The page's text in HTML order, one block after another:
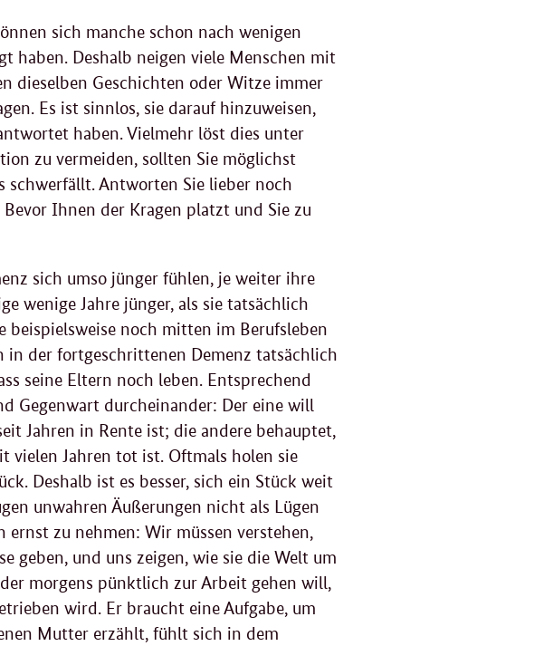
sich manche schon nach wenigen
haben. Deshalb neigen viele Menschen mit
dieselben Geschichten oder Witze immer
Es ist sinnlos, sie darauf hinzuweisen,
haben. Vielmehr löst dies unter
zu vermeiden, sollten Sie möglichst
schwerfällt. Antworten Sie lieber noch
Ihnen der Kragen platzt und Sie zu
sich umso jünger fühlen, je weiter ihre
wenige Jahre jünger, als sie tatsächlich
beispielsweise noch mitten im Berufsleben
der fortgeschrittenen Demenz tatsächlich
seine Eltern noch leben. Entsprechend
Gegenwart durcheinander: Der eine will
Jahren in Rente ist; die andere behauptet,
vielen Jahren tot ist. Oftmals holen sie
Deshalb ist es besser, sich ein Stück weit
unwahren Äußerungen nicht als Lügen
ernst zu nehmen: Wir müssen verstehen,
geben, und uns zeigen, wie sie die Welt um
morgens pünktlich zur Arbeit gehen will,
wird. Er braucht eine Aufgabe, um
Mutter erzählt, fühlt sich in dem